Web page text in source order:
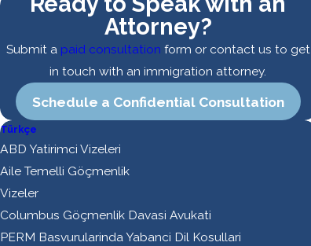
Attorney?
Submit a paid consultation form or contact us to get
in touch with an immigration attorney.
Schedule a Confidential Consultation
Türkçe
ABD Yatirimci Vizeleri
Aile Temelli Göçmenlik
Vizeler
Columbus Göçmenlik Davasi Avukati
PERM Basvurularinda Yabanci Dil Kosullari